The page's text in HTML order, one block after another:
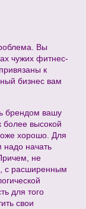
Вы
чужих фитнес-
к
бизнес вам
брендом вашу
высокой
хорошо. Для
надо начать
не
с расширенным
для того
свои